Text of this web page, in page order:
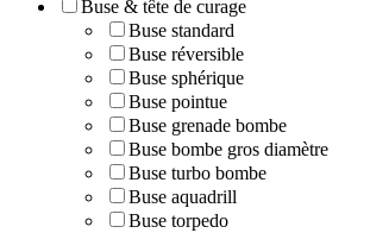
Buse & tête de curage
Buse standard
Buse réversible
Buse sphérique
Buse pointue
Buse grenade bombe
Buse bombe gros diamètre
Buse turbo bombe
Buse aquadrill
Buse torpedo